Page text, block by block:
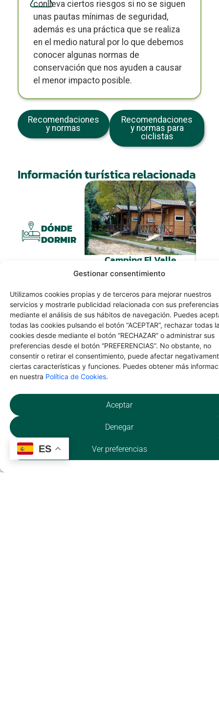
Gestionar consentimiento
Utilizamos cookies propias y de terceros para mejorar nuestros
servicios y mostrarle publicidad relacionada con sus preferencias
mediante el análisis de sus hábitos de navegación. Puedes
todas las cookies pulsando el botón “ACEPTAR”, rechazar todas
cookies desde mediante el botón “RECHAZAR” o administrar sus
preferencias desde el botón “PREFERENCIAS”. No obstante, no
consentir o retirar el consentimiento, puede afectar
ciertas características y funciones. Puedes obtener más
en nuestra Política de Cookies
Aceptar
Denegar
Ver preferencias
unas pautas mínimas de seguridad,
además es una práctica que se realiza
en el medio natural por lo que debemos
conocer algunas normas de
conservación que nos ayuden a causar
el menor impacto posible.
Recomendaciones
y normas
Recomendaciones
y normas para
ciclistas
Información turística relacionada
DÓNDE
DORMIR
Camping El Valle
DÓNDE
COMER
Bar Los Ángeles
QUÉ
HACER
ES